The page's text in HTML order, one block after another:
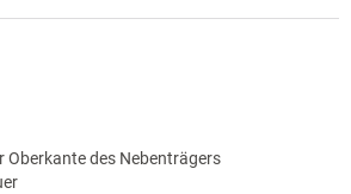
Oberkante des Nebenträgers